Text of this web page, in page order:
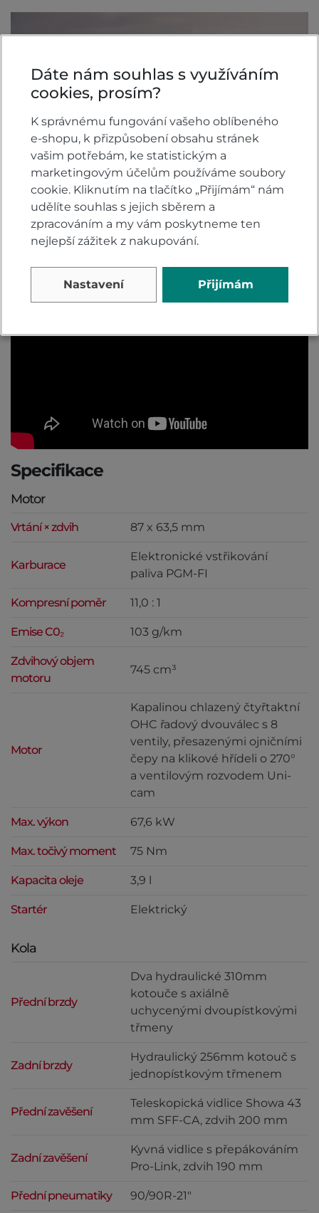
Specifikace
Motor
Vrtání × zdvih 87 x 63,5 mm
Karburace
Elektronické vstřikování
paliva PGM-FI
Kompresní poměr 11,0 : 1
Emise C0₂ 103 g/km
Zdvihový objem
motoru
745 cm³
Motor
Kapalinou chlazený čtyřtaktní
OHC řadový dvouválec s 8
ventily, přesazenými ojničními
čepy na klikové hřídeli o 270°
a ventilovým rozvodem Uni-
cam
Max. výkon 67,6 kW
Max. točivý moment 75 Nm
Kapacita oleje 3,9 l
Startér Elektrický
Kola
Přední brzdy
Dva hydraulické 310mm
kotouče s axiálně
uchycenými dvoupístkovými
třmeny
Zadní brzdy
Hydraulický 256mm kotouč s
jednopístkovým třmenem
Přední zavěšení
Teleskopická vidlice Showa 43
mm SFF-CA, zdvih 200 mm
Zadní zavěšení
Kyvná vidlice s přepákováním
Pro-Link, zdvih 190 mm
Přední pneumatiky 90/90R-21"
Dáte nám souhlas s využíváním
cookies, prosím?
K správnému fungování vašeho oblíbeného
e-shopu, k přizpůsobení obsahu stránek
vašim potřebám, ke statistickým a
marketingovým účelům používáme soubory
cookie. Kliknutím na tlačítko „Přijímám“ nám
udělíte souhlas s jejich sběrem a
zpracováním a my vám poskytneme ten
nejlepší zážitek z nakupování.
Nastavení Přijímám